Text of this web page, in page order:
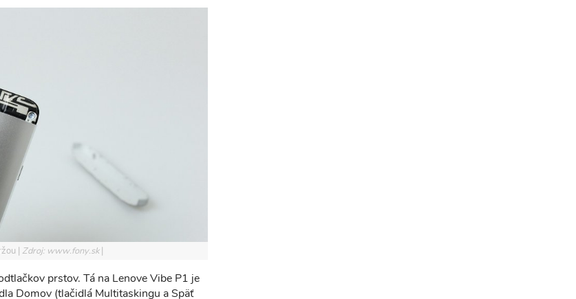
Zdroj: www.fony.sk
prstov. Tá na Lenove Vibe P1 je
Domov (tlačidlá Multitaskingu a Späť